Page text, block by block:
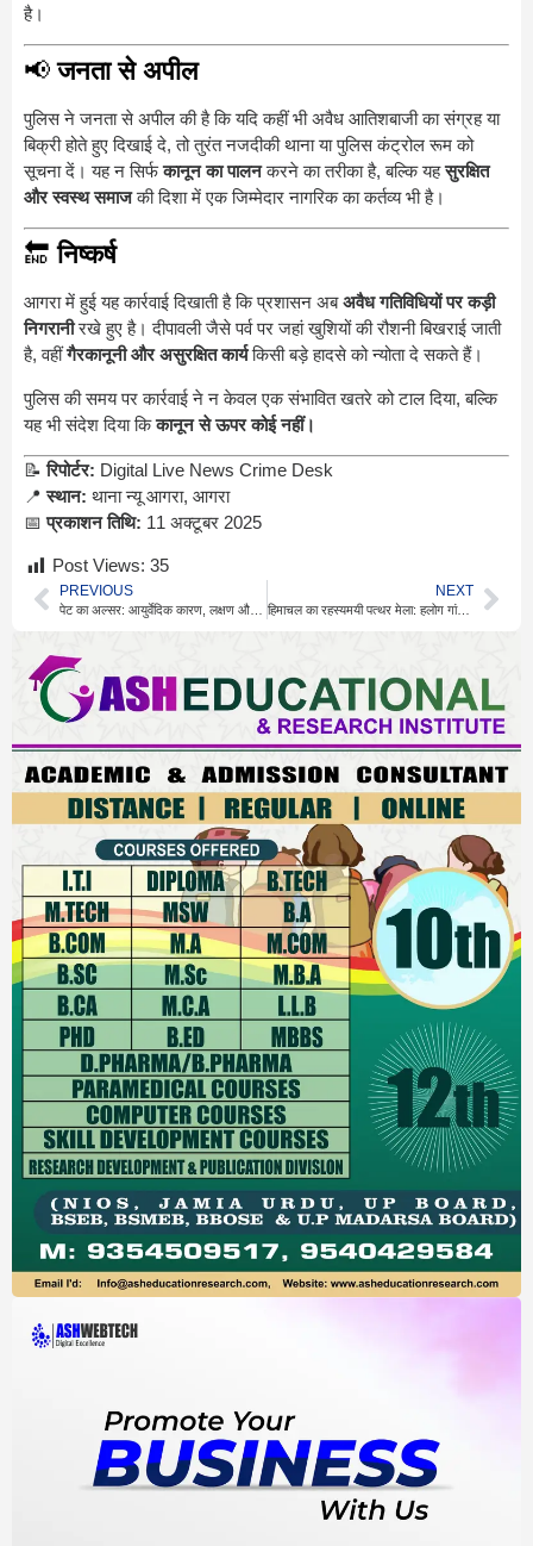
है।
📢जनता से अपील
पुलिस ने जनता से अपील की है कि यदि कहीं भी अवैध आतिशबाजी का संग्रह या
बिक्री होते हुए दिखाई दे, तो तुरंत नजदीकी थाना या पुलिस कंट्रोल रूम को
सूचना दें। यह न सिर्फकानून का पालनकरने का तरीका है, बल्कि यहसुरक्षित
और स्वस्थ समाजकी दिशा में एक जिम्मेदार नागरिक का कर्तव्य भी है।
🔚निष्कर्ष
आगरा में हुई यह कार्रवाई दिखाती है कि प्रशासन अबअवैध गतिविधियों पर कड़ी
निगरानीरखे हुए है। दीपावली जैसे पर्व पर जहां खुशियों की रौशनी बिखराई जाती
है, वहींगैरकानूनी और असुरक्षित कार्यकिसी बड़े हादसे को न्योता दे सकते हैं।
पुलिस की समय पर कार्रवाई ने न केवल एक संभावित खतरे को टाल दिया, बल्कि
यह भी संदेश दिया किकानून से ऊपर कोई नहीं।
📝रिपोर्टर: Digital Live News Crime Desk
📍स्थान: थाना न्यू आगरा, आगरा
📅प्रकाशन तिथि: 11 अक्टूबर 2025
Post Views: 35
PREVIOUS NEXT
हिमाचल का रहस्यमयी पत्थर मेला: हलोग गांव की अनोखी परंपरा